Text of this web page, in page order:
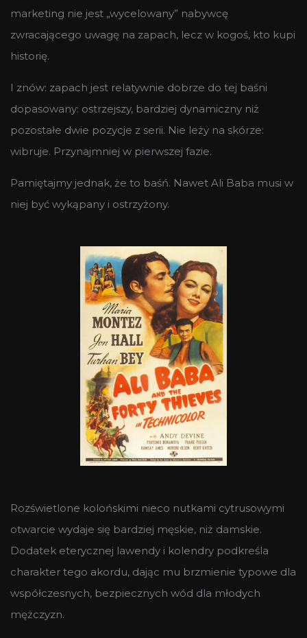
marketing nie jest „wycelowany” nabywcę
zwracającego uwagę na zapach, lecz w kogoś, kto kupi
historię.
I znów: zapach jest relatywnie dobrze do tej baśni
dopasowany: ostrzejszy, bardziej dynamiczny niż
pozostałe dwie pozycje z serii. Nie leży na skórze:
wibruje. Przynajmniej w pierwszej fazie.
Pamiętajmy jednak, że to baśń. Nawet Ali Baba musi w
niej być wykąpany i ostrzyżony.
Rozświetlone kolońskimi nieco nutkami cytrusowymi
otwarcie wydaje się bardziej męskie, niż damskie.
Dodatek eterycznej lawendy i kolendry podkreśla
charakter tego akordu, dając mu brzmienie typowe dla
współczesnych, bezpiecznych wód dla młodych
mężczyzn.